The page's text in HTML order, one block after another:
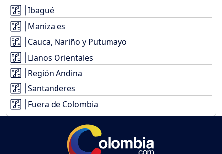
Ibagué
Manizales
Cauca, Nariño y Putumayo
Llanos Orientales
Región Andina
Santanderes
Fuera de Colombia